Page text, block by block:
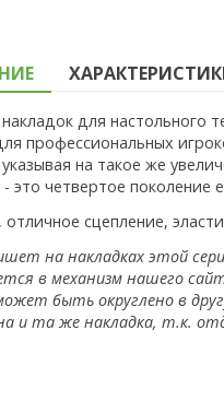
для настольного
профессиональных
на такое же
- это четвертое поколение
сцепление,
на накладках этой
в механизм нашего
быть округлено в
и та же накладка, т.к.